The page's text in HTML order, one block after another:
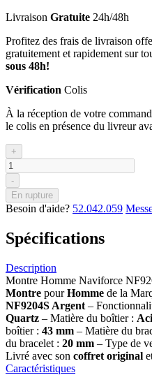
Livraison Gratuite 24h/48h
Profitez des frais de livraison
gratuitement et rapidement sur
sous 48h!
Vérification Colis
À la réception de votre
le colis en présence du livreur
+
-
En rupture
Besoin d'aide? 52.042.059
Spécifications
Description
Montre Homme Naviforce
Montre pourHomme de la
NF9204S Argent –
Quartz – Matière du boîtier :
boîtier : 43 mm – Matière du
du bracelet : 20 mm – Type de
Livré avec son coffret original
Caractéristiques